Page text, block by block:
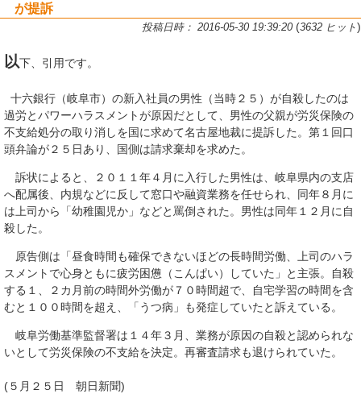
が提訴
投稿日時： 2016-05-30 19:39:20 (3632 ヒット)
以下、引用です。
十六銀行（岐阜市）の新入社員の男性（当時２５）が自殺したのは
過労とパワーハラスメントが原因だとして、男性の父親が労災保険の
不支給処分の取り消しを国に求めて名古屋地裁に提訴した。第１回口
頭弁論が２５日あり、国側は請求棄却を求めた。
訴状によると、２０１１年４月に入行した男性は、岐阜県内の支店
へ配属後、内規などに反して窓口や融資業務を任せられ、同年８月に
は上司から「幼稚園児か」などと罵倒された。男性は同年１２月に自
殺した。
原告側は「昼食時間も確保できないほどの長時間労働、上司のハラ
スメントで心身ともに疲労困憊（こんぱい）していた」と主張。自殺
する１、２カ月前の時間外労働が７０時間超で、自宅学習の時間を含
むと１００時間を超え、「うつ病」も発症していたと訴えている。
岐阜労働基準監督署は１４年３月、業務が原因の自殺と認められな
いとして労災保険の不支給を決定。再審査請求も退けられていた。
(５月２５日 朝日新聞)